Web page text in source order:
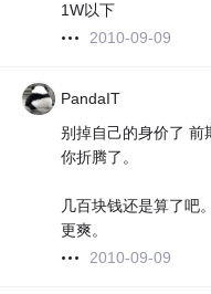
1W以下
2010-09-09
PandaIT
别掉自己的身价了 前
你折腾了。
几百块钱还是算了吧
更爽。
2010-09-09